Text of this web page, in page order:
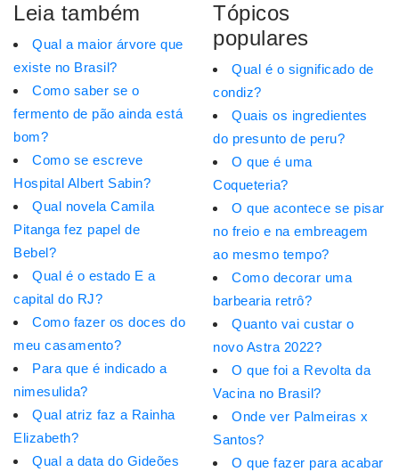
Leia também
Qual a maior árvore que
existe no Brasil?
Como saber se o
fermento de pão ainda está
bom?
Como se escreve
Hospital Albert Sabin?
Qual novela Camila
Pitanga fez papel de
Bebel?
Qual é o estado E a
capital do RJ?
Como fazer os doces do
meu casamento?
Para que é indicado a
nimesulida?
Qual atriz faz a Rainha
Elizabeth?
Qual a data do Gideões
Tópicos
populares
Qual é o significado de
condiz?
Quais os ingredientes
do presunto de peru?
O que é uma
Coqueteria?
O que acontece se pisar
no freio e na embreagem
ao mesmo tempo?
Como decorar uma
barbearia retrô?
Quanto vai custar o
novo Astra 2022?
O que foi a Revolta da
Vacina no Brasil?
Onde ver Palmeiras x
Santos?
O que fazer para acabar